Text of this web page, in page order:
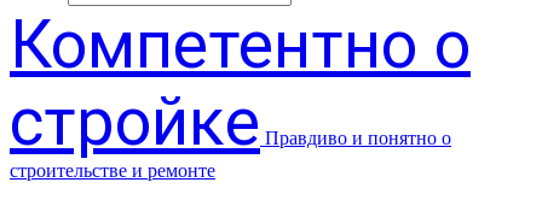
Компетентно о
стройке Правдиво и понятно о
строительстве и ремонте